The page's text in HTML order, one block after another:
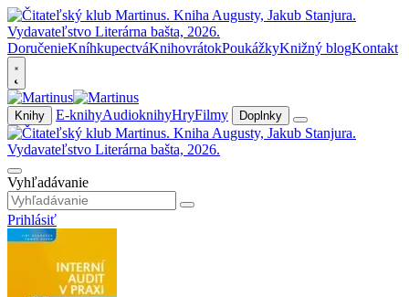
DoručenieKníhkupectváKnihovrátokPoukážkyKnižný blogKontakt
Knihy E-knihyAudioknihyHryFilmy Doplnky
Vyhľadávanie
Prihlásiť